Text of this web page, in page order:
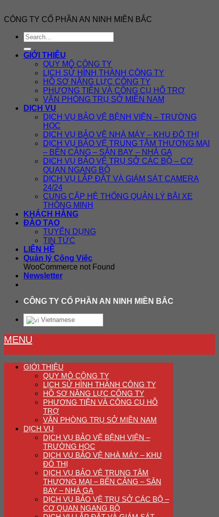
CÔNG TY CỔ PHẦN AN NINH MIỀN BẮC
GIỚI THIỆU
QUY MÔ CÔNG TY
LỊCH SỬ HÌNH THÀNH CÔNG TY
HỒ SƠ NĂNG LỰC CÔNG TY
PHƯƠNG TIỆN VÀ CÔNG CỤ HỖ TRỢ
VĂN PHÒNG TRỤ SỞ MIỀN NAM
DỊCH VỤ
DỊCH VỤ BẢO VỆ BỆNH VIỆN – TRƯỜNG
HỌC
DỊCH VỤ BẢO VỆ NHÀ MÁY – KHU ĐÔ THỊ
DỊCH VỤ BẢO VỆ TRUNG TÂM THƯƠNG MẠI
– BẾN CẢNG – SÂN BAY – NHÀ GA
DỊCH VỤ BẢO VỆ TRỤ SỞ CÁC BỘ – CƠ
QUAN NGANG BỘ
DỊCH VỤ LẮP ĐẶT VÀ GIÁM SÁT CAMERA
24/24
CUNG CẤP HỆ THỐNG QUẢN LÝ BÃI XE
THÔNG MINH
KHÁCH HÀNG
ĐÀO TẠO
TUYỂN DỤNG
TIN TỨC
LIÊN HỆ
Quản lý Công Việc
WooCommerce not Found
Newsletter
CÔNG TY CỔ PHẦN AN NINH MIỀN BẮC
Vietnamese
MENU
GIỚI THIỆU
QUY MÔ CÔNG TY
LỊCH SỬ HÌNH THÀNH CÔNG TY
HỒ SƠ NĂNG LỰC CÔNG TY
PHƯƠNG TIỆN VÀ CÔNG CỤ HỖ
TRỢ
VĂN PHÒNG TRỤ SỞ MIỀN NAM
DỊCH VỤ
DỊCH VỤ BẢO VỆ BỆNH VIỆN –
TRƯỜNG HỌC
DỊCH VỤ BẢO VỆ NHÀ MÁY – KHU
ĐÔ THỊ
DỊCH VỤ BẢO VỆ TRUNG TÂM
THƯƠNG MẠI – BẾN CẢNG – SÂN
BAY – NHÀ GA
DỊCH VỤ BẢO VỆ TRỤ SỞ CÁC BỘ –
CƠ QUAN NGANG BỘ